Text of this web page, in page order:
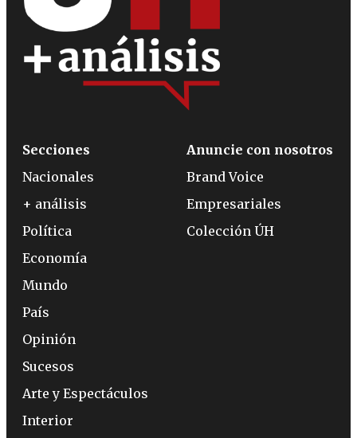
Secciones
Nacionales
+ análisis
Política
Economía
Mundo
País
Opinión
Sucesos
Arte y Espectáculos
Interior
Anuncie con nosotros
Brand Voice
Empresariales
Colección ÚH